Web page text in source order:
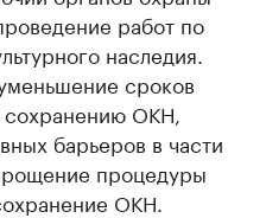
работ по
наследия.
сроков
сохранению ОКН,
барьеров в части
процедуры
ОКН.